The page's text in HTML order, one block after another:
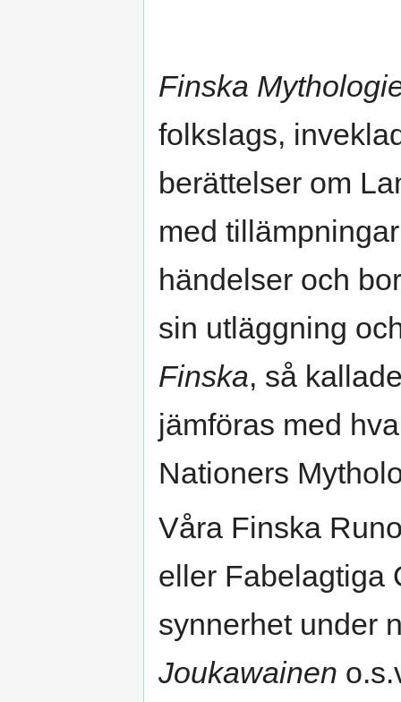
Finska
folkslags,
berättelser om
med
händelser och
sin utläggning
Finska, så
jämföras med
Nationers
Våra Finska
eller Fabelagtiga
synnerhet under
Joukawainen